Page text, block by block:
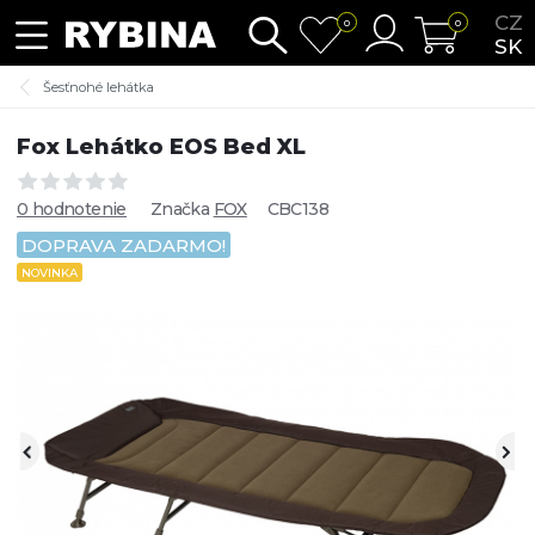
CZ
SK
0 0
Šesťnohé lehátka
Fox Lehátko EOS Bed XL
0 hodnotenie Značka FOX CBC138
DOPRAVA ZADARMO!
NOVINKA